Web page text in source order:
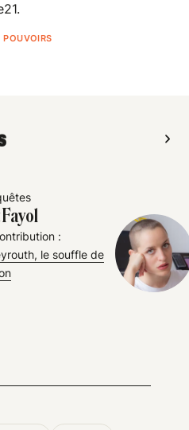
|POUVOIRS
:
le souffle de